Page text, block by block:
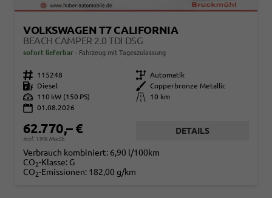
VOLKSWAGEN T7 CALIFORNIA
BEACH CAMPER 2.0 TDI DSG
sofort lieferbar Fahrzeug mit Tageszulassung
Fahrzeugnr. 115248 Getriebe Automatik
Kraftstoff
Diesel Außenfarbe
Copperbronze Metallic
Leistung
110 kW (150 PS) Kilometerstand
10 km
01.08.2026
62.770,– €
incl. 19% MwSt.
DETAILS
Verbrauch kombiniert: 6,90 l/100km
CO2-Klasse: G
CO2-Emissionen: 182,00 g/km